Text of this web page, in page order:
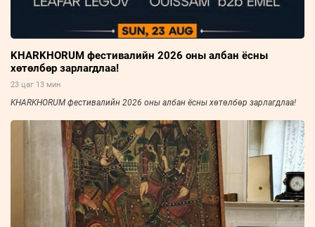
KHARKHORUM фестивалийн 2026 оны албан ёсны
хөтөлбөр зарлагдлаа!
23 цаг 13 мин
KHARKHORUM фестивалийн 2026 оны албан ёсны хөтөлбөр зарлагдлаа!